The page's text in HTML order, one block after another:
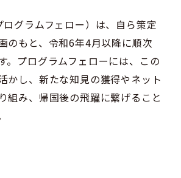
グラムフェロー）は、自ら策定
のもと、令和6年4月以降に順次
。プログラムフェローには、この
かし、新たな知見の獲得やネット
組み、帰国後の飛躍に繋げること